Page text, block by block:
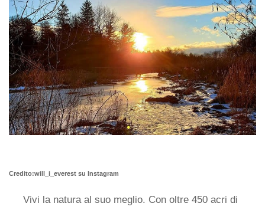
Credito:will_i_everest su Instagram
Vivi la natura al suo meglio. Con oltre 450 acri di